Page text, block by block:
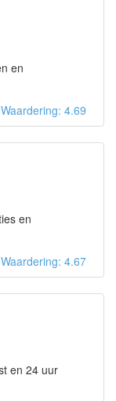
en
Waardering: 4.69
en
Waardering: 4.67
en 24 uur